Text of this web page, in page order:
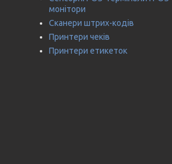
монітори
Сканери штрих-кодів
Принтери чеків
Принтери етикеток